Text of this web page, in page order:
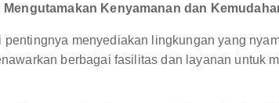
Kenyamanan dan
pentingnya menyediakan lingkungan yang
berbagai fasilitas dan layanan untuk